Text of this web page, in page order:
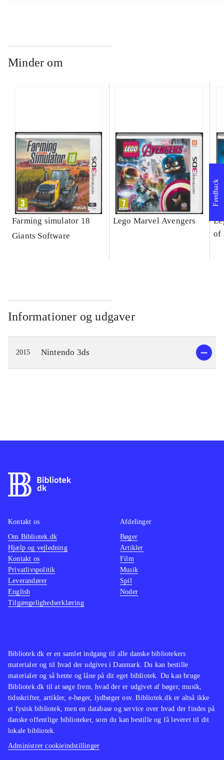
Minder om
Farming simulator 18
Giants Software
Lego Marvel Avengers
of
Informationer og udgaver
2015 Nintendo 3ds
Feedback
Bibliotek.dk er en samlet indgang til alle danske bibliotekers
materialer og til hvad der udgives i Danmark. Du kan bestille
materialer og så hente og låne på dit eget bibliotek. Du kan bruge
Bibliotek.dk til at søge frem, hvad der er udgivet af bøger, musik,
tidsskrifter, artikler, e-bøger, lydbøger osv. Bibliotek.dk er altså ikke
et fysisk bibliotek, men en database og service over hvad der findes på
danske offentlige biblioteker, som du kan bestille og få leveret til dit
lokale bibliotek.
Administrer cookieindstillinger
Kontakt os
Om Bibliotek.dk
Hjælp og vejledning
Kontakt os
Privatlivspolitik
Leverandører
English
Tilgængelighedserklæring
Afdelinger
Bøger
Artikler
Film
Musik
Spil
Noder